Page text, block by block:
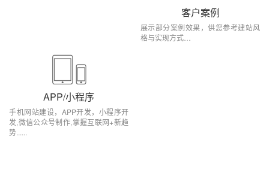
客户案例
展示部分案例效果，供您参考建站风
格与实现方式…
APP/小程序
手机网站建设，APP开发，小程序开
发,微信公众号制作,掌握互联网+新趋
势......